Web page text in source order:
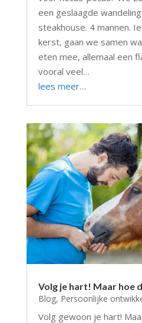
een geslaagde
steakhouse. 4 mannen.
kerst, gaan we samen
eten mee, allemaal een
vooral veel…
lees meer…
Volg je hart! Maar hoe
Blog, Persoonlijke
Volg gewoon je hart!